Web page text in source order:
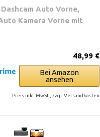
Dashcam Auto Vorne,
Kamera Vorne mit
48,99 €
Bei Amazon
ansehen
Preis inkl. MwSt., zzgl. Versandkosten